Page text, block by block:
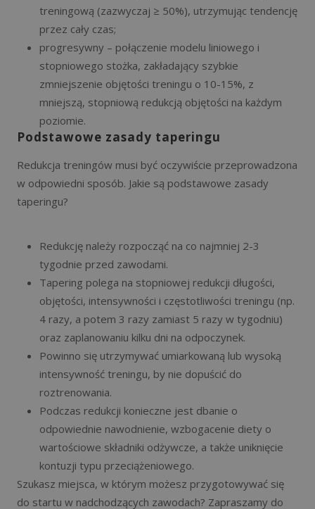
treningową (zazwyczaj ≥ 50%), utrzymując tendencję
przez cały czas;
progresywny – połączenie modelu liniowego i
stopniowego stożka, zakładający szybkie
zmniejszenie objętości treningu o 10-15%, z
mniejszą, stopniową redukcją objętości na każdym
poziomie.
Podstawowe zasady taperingu
Redukcja treningów musi być oczywiście przeprowadzona
w odpowiedni sposób. Jakie są podstawowe zasady
taperingu?
Redukcję należy rozpocząć na co najmniej 2-3
tygodnie przed zawodami.
Tapering polega na stopniowej redukcji długości,
objętości, intensywności i częstotliwości treningu (np.
4 razy, a potem 3 razy zamiast 5 razy w tygodniu)
oraz zaplanowaniu kilku dni na odpoczynek.
Powinno się utrzymywać umiarkowaną lub wysoką
intensywność treningu, by nie dopuścić do
roztrenowania.
Podczas redukcji konieczne jest dbanie o
odpowiednie nawodnienie, wzbogacenie diety o
wartościowe składniki odżywcze, a także uniknięcie
kontuzji typu przeciążeniowego.
Szukasz miejsca, w którym możesz przygotowywać się
do startu w nadchodzących zawodach? Zapraszamy do